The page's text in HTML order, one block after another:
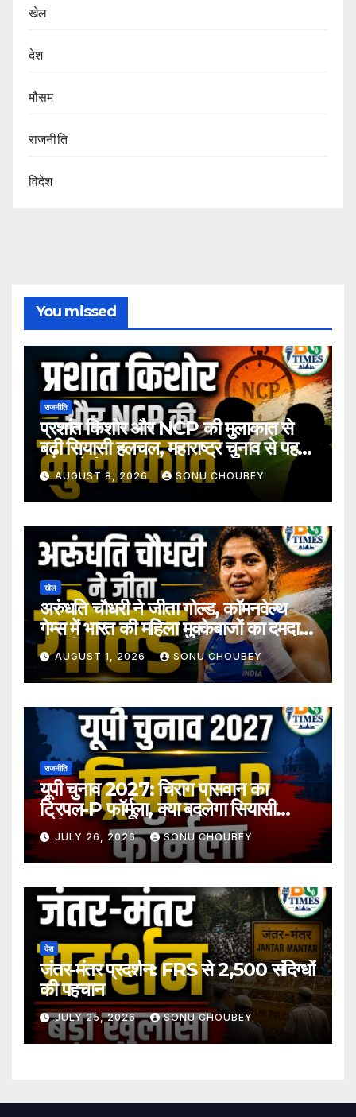
खेल
देश
मौसम
राजनीति
विदेश
You missed
राजनीति
प्रशांत किशोर और NCP की मुलाकात से
बढ़ी सियासी हलचल, महाराष्ट्र चुनाव से पहले
अटकलें तेज
AUGUST 8, 2026 SONU CHOUBEY
खेल
अरुंधति चौधरी ने जीता गोल्ड, कॉमनवेल्थ
गेम्स में भारत की महिला मुक्केबाजों का दमदार
प्रदर्शन
AUGUST 1, 2026 SONU CHOUBEY
राजनीति
यूपी चुनाव 2027: चिराग पासवान का
ट्रिपल-P फॉर्मूला, क्या बदलेगा सियासी
समीकरण?
JULY 26, 2026 SONU CHOUBEY
देश
जंतर-मंतर प्रदर्शन: FRS से 2,500 संदिग्धों
की पहचान
JULY 25, 2026 SONU CHOUBEY